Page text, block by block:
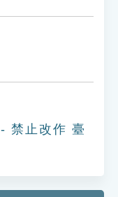
禁止改作 臺